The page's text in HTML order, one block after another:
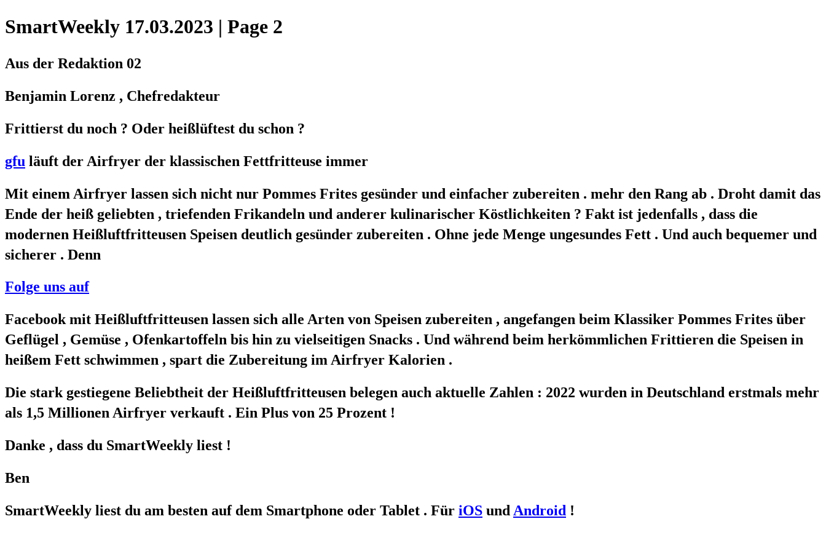
SmartWeekly 17.03.2023 | Page 2
Aus der Redaktion 02
Benjamin Lorenz , Chefredakteur
Frittierst du noch ? Oder heißlüftest du schon ?
gfu läuft der Airfryer der klassischen Fettfritteuse immer
Mit einem Airfryer lassen sich nicht nur Pommes Frites gesünder und einfacher zubereiten . mehr den Rang ab . Droht damit das
Ende der heiß geliebten , triefenden Frikandeln und anderer kulinarischer Köstlichkeiten ? Fakt ist jedenfalls , dass die
modernen Heißluftfritteusen Speisen deutlich gesünder zubereiten . Ohne jede Menge ungesundes Fett . Und auch bequemer und
sicherer . Denn
Folge uns auf
Facebook mit Heißluftfritteusen lassen sich alle Arten von Speisen zubereiten , angefangen beim Klassiker Pommes Frites über
Geflügel , Gemüse , Ofenkartoffeln bis hin zu vielseitigen Snacks . Und während beim herkömmlichen Frittieren die Speisen in
heißem Fett schwimmen , spart die Zubereitung im Airfryer Kalorien .
Die stark gestiegene Beliebtheit der Heißluftfritteusen belegen auch aktuelle Zahlen : 2022 wurden in Deutschland erstmals mehr
als 1,5 Millionen Airfryer verkauft . Ein Plus von 25 Prozent !
Danke , dass du SmartWeekly liest !
Ben
SmartWeekly liest du am besten auf dem Smartphone oder Tablet . Für iOS und Android !